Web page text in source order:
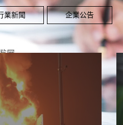
關于公司 新聞資訊
業新聞 企業公告